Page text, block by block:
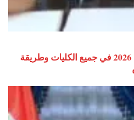
نتيجة اختبارات القدرات 2026 في جميع الكليات وطريقة